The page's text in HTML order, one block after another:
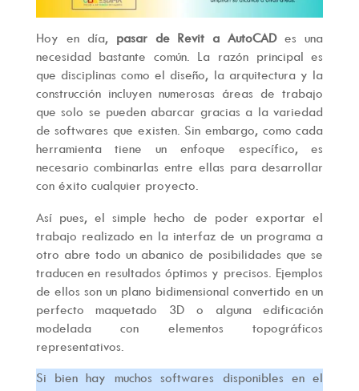
Hoy en día, pasar de Revit a AutoCADes una
necesidad bastante común. La razón principal es
que disciplinas como el diseño, la arquitectura y la
construcción incluyen numerosas áreas de trabajo
que solo se pueden abarcar gracias a la variedad
de softwares que existen. Sin embargo, como cada
herramienta tiene un enfoque específico, es
necesario combinarlas entre ellas para desarrollar
con éxito cualquier proyecto.
Así pues, el simple hecho de poder exportar el
trabajo realizado en la interfaz de un programa a
otro abre todo un abanico de posibilidades que se
traducen en resultados óptimos y precisos. Ejemplos
de ellos son un plano bidimensional convertido en un
perfecto maquetado 3D o alguna edificación
modelada con elementos topográficos
representativos.
Si bien hay muchos softwares disponibles en el